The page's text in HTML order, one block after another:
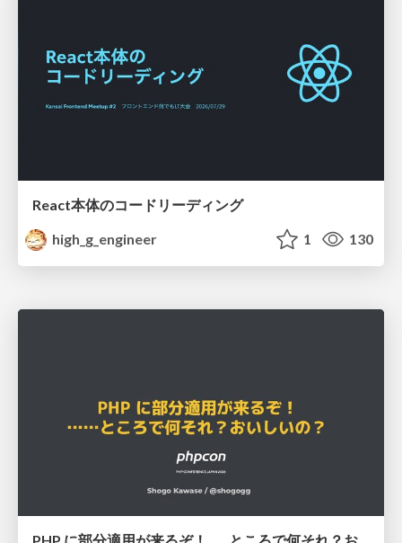
React本体のコードリーディング
high_g_engineer
1 130